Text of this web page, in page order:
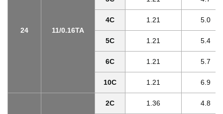
24 11/0.16TA
4C 1.21 5.0
5C 1.21 5.4
6C 1.21 5.7
10C 1.21 6.9
2C 1.36 4.8